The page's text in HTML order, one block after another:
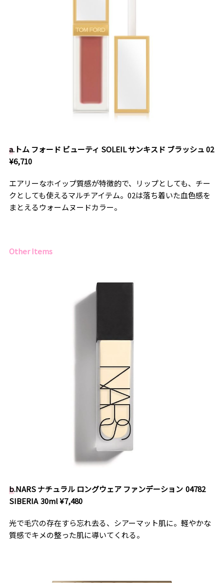
a.トム フォード ビューティ SOLEIL サンキスド ブラッシュ 02
¥6,710
エアリーなホイップ質感が特徴的で、リップとしても、チー
クとしても使えるマルチアイテム。02は落ち着いた血色感を
まとえるウォームヌードカラー。
Other Items
b.NARS ナチュラル ロングウェア ファンデーション 04782
SIBERIA 30ml ¥7,480
光で毛穴の存在すら忘れ去る、シアーマット肌に。軽やかな
質感でキメの整った肌に導いてくれる。